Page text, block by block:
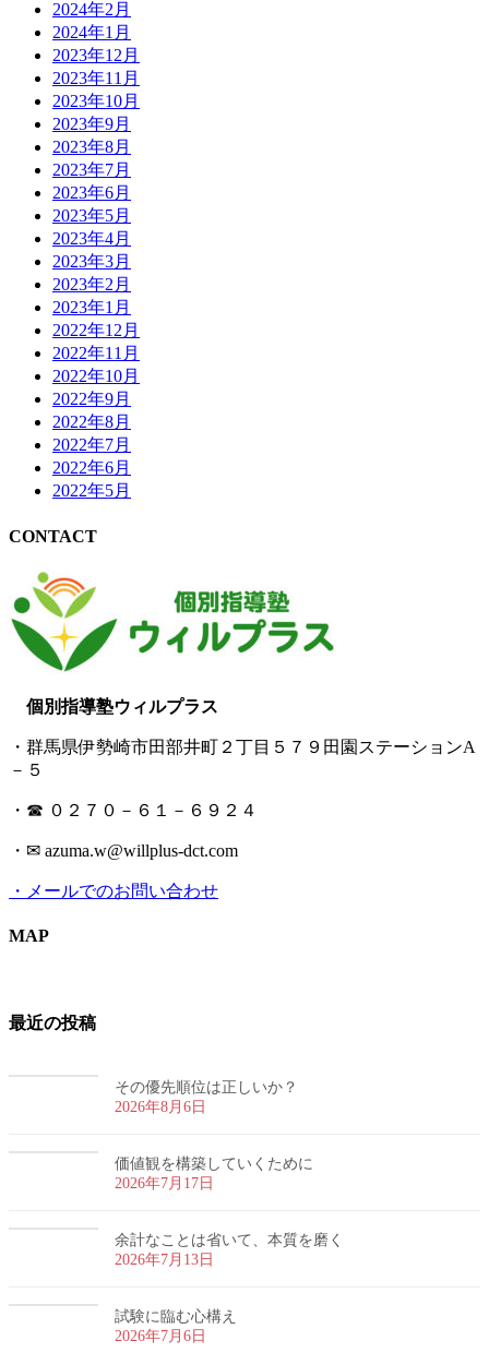
2024年2月
2024年1月
2023年12月
2023年11月
2023年10月
2023年9月
2023年8月
2023年7月
2023年6月
2023年5月
2023年4月
2023年3月
2023年2月
2023年1月
2022年12月
2022年11月
2022年10月
2022年9月
2022年8月
2022年7月
2022年6月
2022年5月
CONTACT
個別指導塾ウィルプラス
・群馬県伊勢崎市田部井町２丁目５７９田園ステーションA
－５
・☎ ０２７０－６１－６９２４
・✉ azuma.w@willplus-dct.com
・メールでのお問い合わせ
MAP
最近の投稿
その優先順位は正しいか？
2026年8月6日
価値観を構築していくために
2026年7月17日
余計なことは省いて、本質を磨く
2026年7月13日
試験に臨む心構え
2026年7月6日